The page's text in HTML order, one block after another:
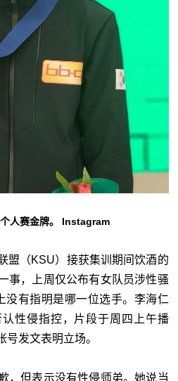
人赛金牌。 Instagram
盟（KSU）接获集训期间饮酒的
事，上周仅公布有女队员涉性骚
没有指明是哪一位选手。李海仁
性侵指控，片段于周四上午播
号发文表明立场。
，但表示没有性侵师弟。她说当